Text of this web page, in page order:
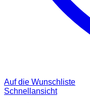
Auf die Wunschliste
Schnellansicht